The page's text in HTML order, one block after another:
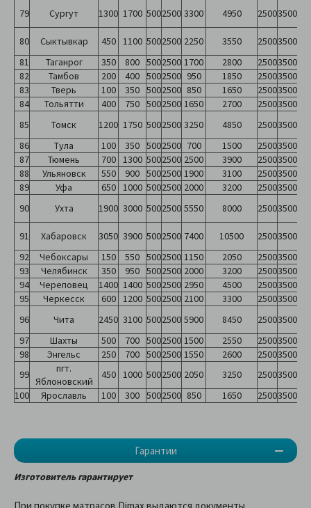
Гарантии
79
Сургут 1300 1700 5002500 3300 4950 25003500
80 Сыктывкар 450 1100 5002500 2250 3550 25003500
81
Таганрог 350 800 5002500 1700 2800 25003500
82
Тамбов 200 400 5002500 950 1850 25003500
83
Тверь 100 350 5002500 850 1650 25003500
84
Тольятти 400 750 5002500 1650 2700 25003500
85
Томск 1200 1750 5002500 3250 4850 25003500
86
Тула 100 350 5002500 700 1500 25003500
87
Тюмень 700 1300 5002500 2500 3900 25003500
88
Ульяновск 550 900 5002500 1900 3100 25003500
89
Уфа 650 1000 5002500 2000 3200 25003500
90
Ухта 1900 3000 5002500 5550 8000 25003500
91 Хабаровск 3050 3900 5002500 7400 10500 25003500
92
Чебоксары 150 550 5002500 1150 2050 25003500
93
Челябинск 350 950 5002500 2000 3200 25003500
94
Череповец 1400 1400 5002500 2950 4500 25003500
95
Черкесск 600 1200 5002500 2100 3300 25003500
96
Чита 2450 3100 5002500 5900 8450 25003500
97
Шахты 500 700 5002500 1500 2550 25003500
98
Энгельс 250 700 5002500 1550 2600 25003500
99
пгт.
Яблоновский
450 1000 5002500 2050 3250 25003500
100
Ярославль 100 300 5002500 850 1650 25003500
Изготовитель гарантирует